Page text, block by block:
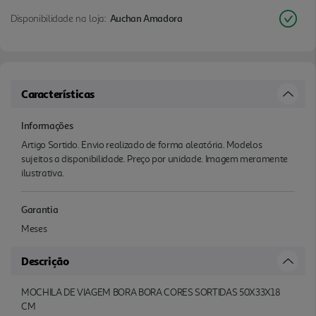
Disponibilidade na loja: Auchan Amadora
Características
Informações
Artigo Sortido. Envio realizado de forma aleatória. Modelos
sujeitos a disponibilidade. Preço por unidade. Imagem meramente
ilustrativa.
Garantia
Meses
Descrição
MOCHILA DE VIAGEM BORA BORA CORES SORTIDAS 50X33X18
CM